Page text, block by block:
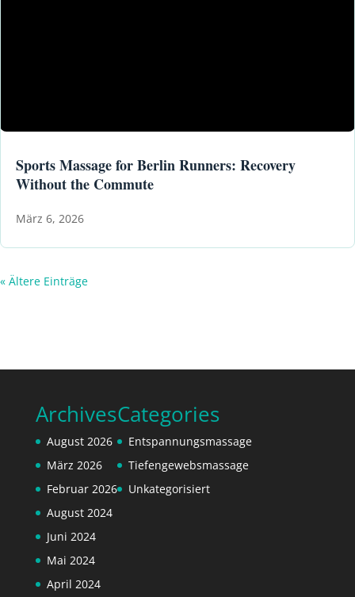
Sports Massage for Berlin Runners: Recovery
Without the Commute
März 6, 2026
« Ältere Einträge
Archives
August 2026
März 2026
Februar 2026
August 2024
Juni 2024
Mai 2024
April 2024
Categories
Entspannungsmassage
Tiefengewebsmassage
Unkategorisiert